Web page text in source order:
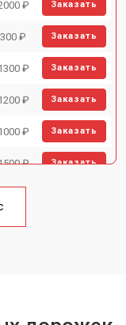
₽ Заказать
₽ Заказать
₽ Заказать
₽ Заказать
₽ Заказать
₽ Заказать
₽